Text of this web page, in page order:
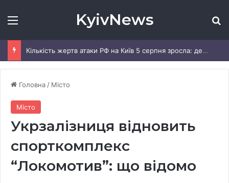
Меню KyivNews
Кількість жертв атаки РФ на Київ 5 серпня зросла: деталі
Головна / Місто
Місто
Укрзалізниця відновить
спорткомплекс
“Локомотив”: що відомо